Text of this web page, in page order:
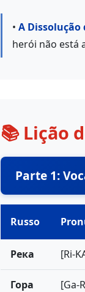
• A Dissolução
herói não está
📚 Lição
Parte 1:
Russo
Река [Ri-
Гора [Ga-